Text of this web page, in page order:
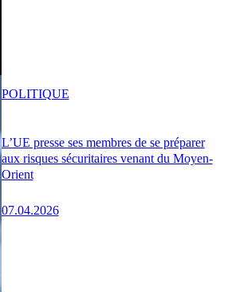
L’UE presse ses membres de se préparer
aux risques sécuritaires venant du Moyen-
Orient
07.04.2026
POLITIQUE